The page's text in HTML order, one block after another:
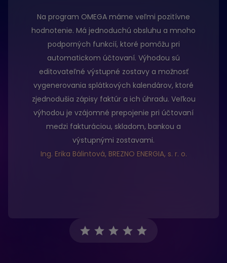
Na program OMEGA máme veľmi pozitívne
hodnotenie. Má jednoduchú obsluhu a mnoho
podporných funkcií, ktoré pomôžu pri
automatickom účtovaní. Výhodou sú
editovateľné výstupné zostavy a možnosť
vygenerovania splátkových kalendárov, ktoré
zjednodušia zápisy faktúr a ich úhradu. Veľkou
výhodou je vzájomné prepojenie pri účtovaní
medzi fakturáciou, skladom, bankou a
výstupnými zostavami.
Ing. Erika Bálintová, BREZNO ENERGIA, s. r. o.